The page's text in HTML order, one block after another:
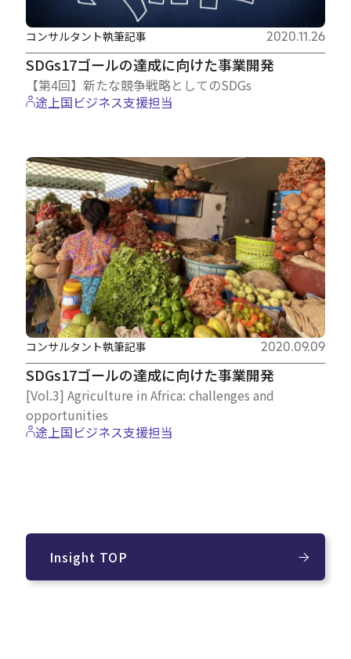
SDGs17ゴールの達成に向けた事業開発
【第4回】新たな競争戦略としてのSDGs
コンサルタント執筆記事 2020.11.26
途上国ビジネス支援担当
SDGs17ゴールの達成に向けた事業開発
[Vol.3] Agriculture in Africa: challenges and
opportunities
コンサルタント執筆記事 2020.09.09
途上国ビジネス支援担当
Insight TOP